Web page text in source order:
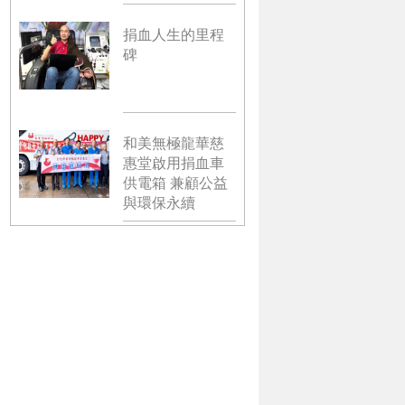
捐血人生的里程
碑
和美無極龍華慈
惠堂啟用捐血車
供電箱 兼顧公益
與環保永續